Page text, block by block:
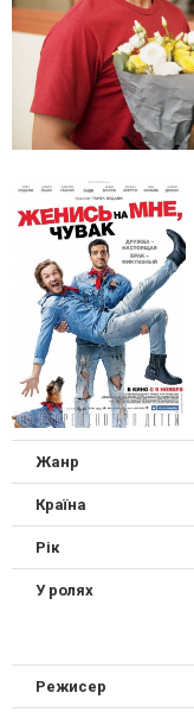
Жанр
Країна
Рік
У ролях
Режисер